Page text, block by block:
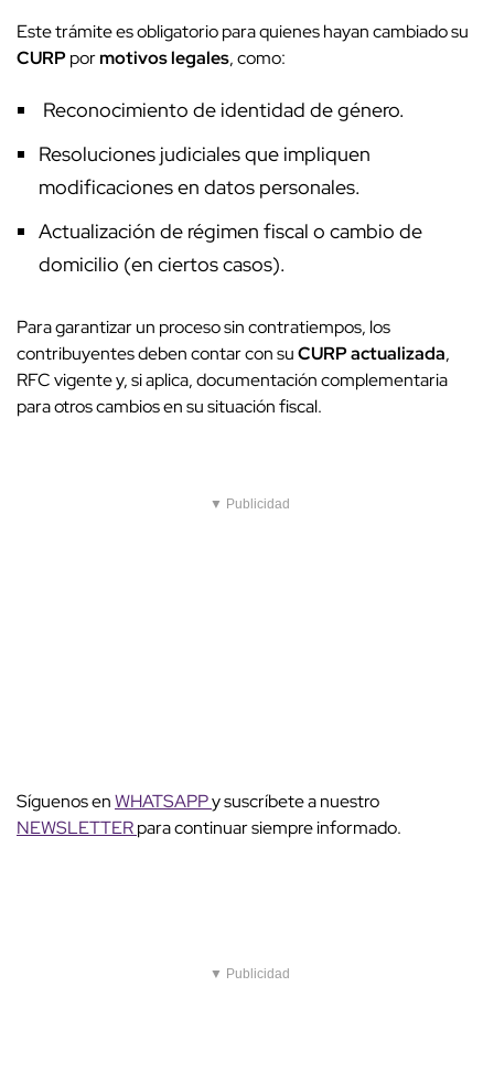
Este trámite es obligatorio para quienes hayan cambiado su
CURPpormotivos legales, como:
Reconocimiento de identidad de género.
Resoluciones judiciales que impliquen
modificaciones en datos personales.
Actualización de régimen fiscal o cambio de
domicilio (en ciertos casos).
Para garantizar un proceso sin contratiempos, los
contribuyentes deben contar con suCURP actualizada,
RFC vigente y, si aplica, documentación complementaria
para otros cambios en su situación fiscal.
▼ Publicidad
Síguenos enWHATSAPPy suscríbete a nuestro
NEWSLETTERpara continuar siempre informado.
▼ Publicidad